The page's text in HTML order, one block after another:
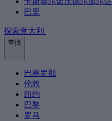
巴里
探索意大利
查找
巴塞罗那
伦敦
纽约
巴黎
罗马